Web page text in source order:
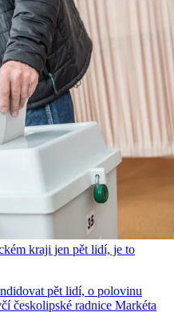
kraji jen pět lidí, je to
pět lidí, o polovinu
českolipské radnice Markéta